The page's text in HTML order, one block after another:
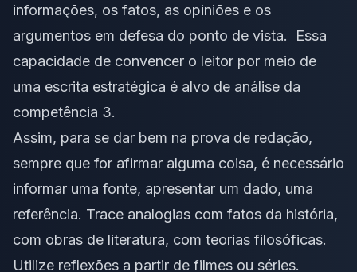
informações, os fatos, as opiniões e os
argumentos em defesa do ponto de vista. Essa
capacidade de convencer o leitor por meio de
uma escrita estratégica é alvo de análise da
competência 3.
Assim, para se dar bem na prova de redação,
sempre que for afirmar alguma coisa, é necessário
informar uma fonte, apresentar um dado, uma
referência. Trace analogias com fatos da história,
com obras de literatura, com teorias filosóficas.
Utilize reflexões a partir de filmes ou séries.